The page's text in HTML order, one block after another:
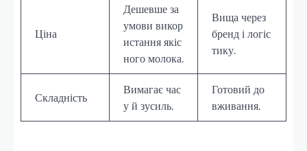
Ціна
Дешевше за
умови викор
истання якіс
ного молока.
Вища через
бренд і логіс
тику.
Складність
Вимагає час
у й зусиль.
Готовий до
вживання.